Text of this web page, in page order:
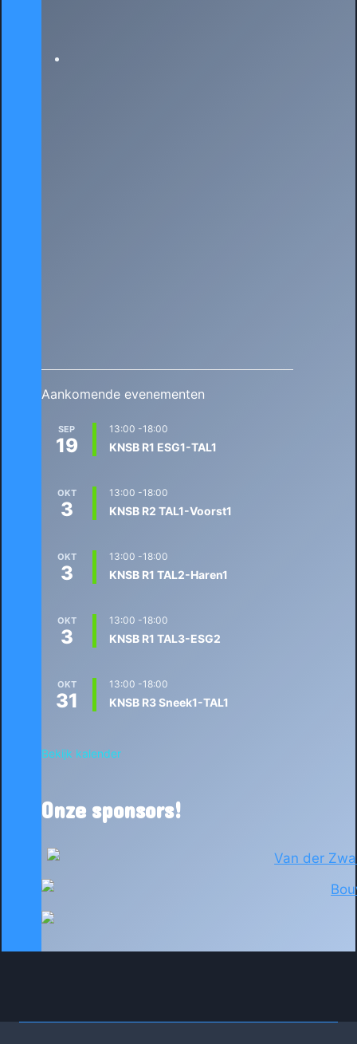
Aankomende evenementen
SEP
19
13:00 -18:00
KNSB R1 ESG1-TAL1
OKT
3
13:00 -18:00
KNSB R2 TAL1-Voorst1
OKT
3
13:00 -18:00
KNSB R1 TAL2-Haren1
OKT
3
13:00 -18:00
KNSB R1 TAL3-ESG2
OKT
31
13:00 -18:00
KNSB R3 Sneek1-TAL1
Bekijk kalender
Onze sponsors!